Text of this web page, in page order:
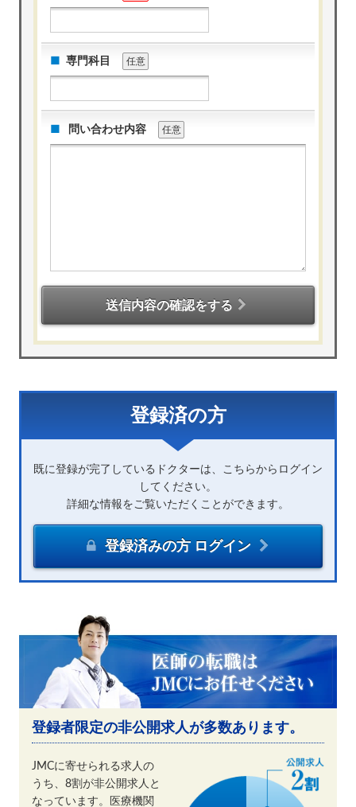
専門科目 任意
問い合わせ内容 任意
送信内容の確認をする
登録済の方
既に登録が完了しているドクターは、こちらからログイン
してください。
詳細な情報をご覧いただくことができます。
登録済みの方 ログイン
登録者限定の非公開求人が多数あります。
JMCに寄せられる求人の
うち、8割が非公開求人と
なっています。医療機関